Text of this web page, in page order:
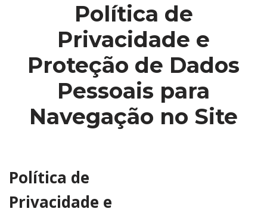
Política de
Privacidade e
Proteção de Dados
Pessoais para
Navegação no Site
Política de
Privacidade e